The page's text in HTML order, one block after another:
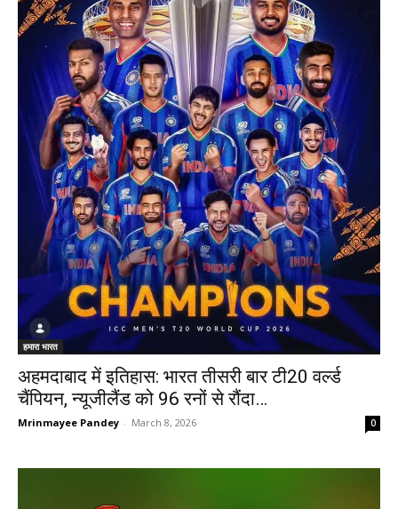
हमारा भारत
अहमदाबाद में इतिहास: भारत तीसरी बार टी20 वर्ल्ड
चैंपियन, न्यूजीलैंड को 96 रनों से रौंदा…
Mrinmayee Pandey - March 8, 2026 0